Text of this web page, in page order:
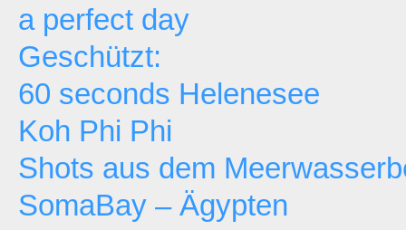
a perfect day
Geschützt:
60 seconds Helenesee
Koh Phi Phi
Shots aus dem
SomaBay – Ägypten